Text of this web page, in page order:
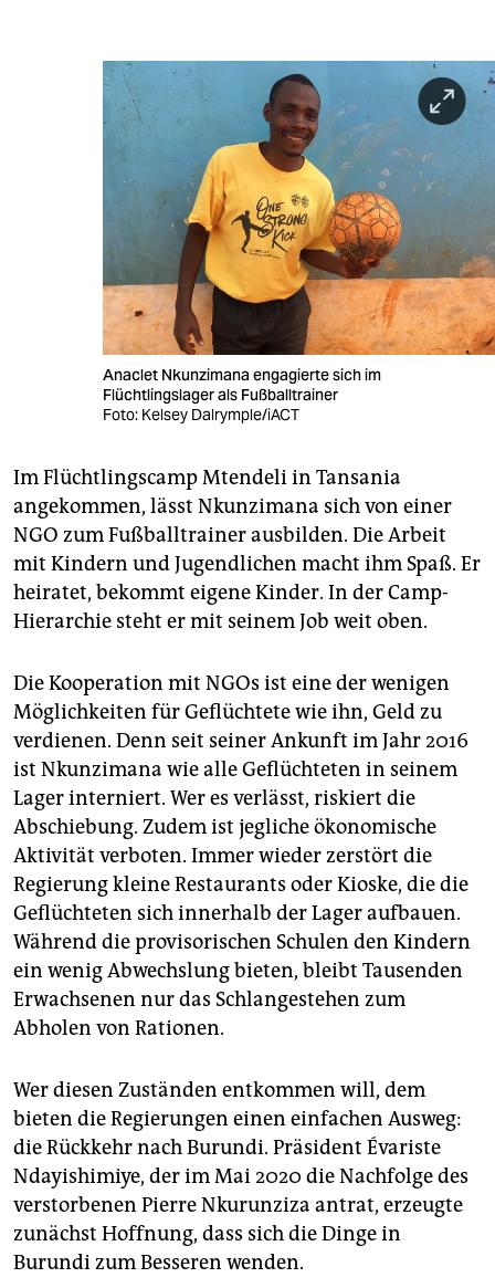
Anaclet Nkunzimana engagierte sich im
Flüchtlingslager als Fußballtrainer
Foto: Kelsey Dalrymple/iACT
Im Flüchtlingscamp Mtendeli in Tansania
angekommen, lässt Nkunzimana sich von einer
NGO zum Fußballtrainer ausbilden. Die Arbeit
mit Kindern und Jugendlichen macht ihm Spaß. Er
heiratet, bekommt eigene Kinder. In der Camp-
Hierarchie steht er mit seinem Job weit oben.
Die Kooperation mit NGOs ist eine der wenigen
Möglichkeiten für Geflüchtete wie ihn, Geld zu
verdienen. Denn seit seiner Ankunft im Jahr 2016
ist Nkunzimana wie alle Geflüchteten in seinem
Lager interniert. Wer es verlässt, riskiert die
Abschiebung. Zudem ist jegliche ökonomische
Aktivität verboten. Immer wieder zerstört die
Regierung kleine Restaurants oder Kioske, die die
Geflüchteten sich innerhalb der Lager aufbauen.
Während die provisorischen Schulen den Kindern
ein wenig Abwechslung bieten, bleibt Tausenden
Erwachsenen nur das Schlangestehen zum
Abholen von Rationen.
Wer diesen Zuständen entkommen will, dem
bieten die Regierungen einen einfachen Ausweg:
die Rückkehr nach Burundi. Präsident Évariste
Ndayishimiye, der im Mai 2020 die Nachfolge des
verstorbenen Pierre Nkurunziza antrat, erzeugte
zunächst Hoffnung, dass sich die Dinge in
Burundi zum Besseren wenden.